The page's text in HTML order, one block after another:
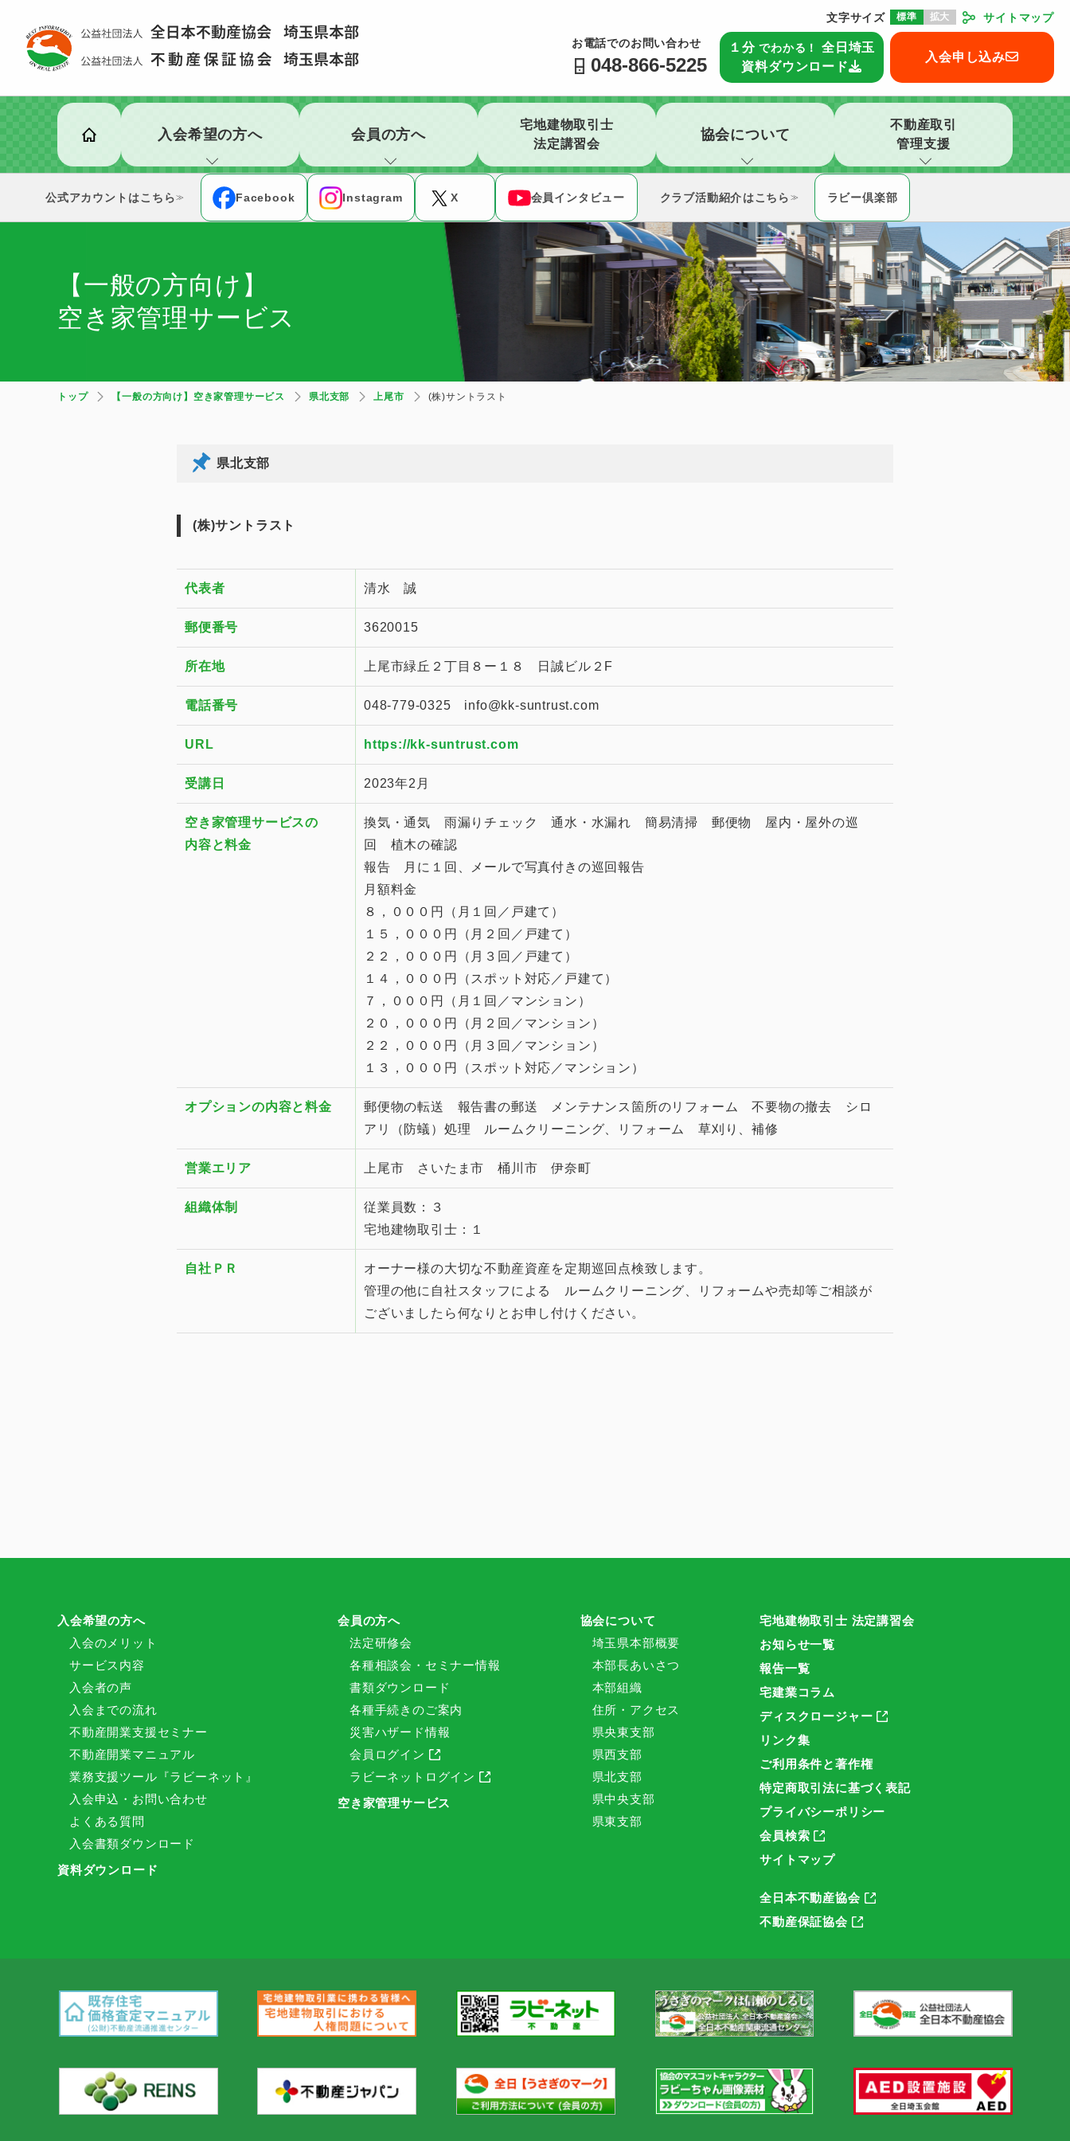
公益社団法人 全日本不動産協会 不動産保証協会 埼玉県本部
文字サイズ 標準 拡大
サイトマップ
お電話でのお問い合わせ
048-866-5225
１分 でわかる！
全日埼玉
資料ダウンロード
入会申し込み
入会希望の方へ 会員の方へ
宅地建物取引士
法定講習会
協会について
不動産取引
管理支援
公式アカウント ≫ Facebook Instagram X 会員インタビュー クラブ活動紹介 ≫ ラビー倶楽部
【一般の方向け】
空き家管理サービス
トップ 【一般の方向け】空き家管理サービス 県北支部 上尾市 (株)サントラスト
県北支部
(株)サントラスト
代表者 清水 誠
郵便番号 3620015
所在地 上尾市緑丘２丁目８ー１８ 日誠ビル２F
電話番号 048-779-0325 info@kk-suntrust.com
URL https://kk-suntrust.com
受講日 2023年2月
空き家管理サービスの
内容と料金
換気・通気 雨漏りチェック 通水・水漏れ 簡易清掃 郵便物 屋内・屋外の巡
回 植木の確認
報告 月に１回、メールで写真付きの巡回報告
月額料金
８，０００円（月１回／戸建て）
１５，０００円（月２回／戸建て）
２２，０００円（月３回／戸建て）
１４，０００円（スポット対応／戸建て）
７，０００円（月１回／マンション）
２０，０００円（月２回／マンション）
２２，０００円（月３回／マンション）
１３，０００円（スポット対応／マンション）
オプションの内容と料金
郵便物の転送 報告書の郵送 メンテナンス箇所のリフォーム 不要物の撤去 シロ
アリ（防蟻）処理 ルームクリーニング、リフォーム 草刈り、補修
営業エリア 上尾市 さいたま市 桶川市 伊奈町
組織体制
従業員数：３
宅地建物取引士：１
自社ＰＲ
オーナー様の大切な不動産資産を定期巡回点検致します。
管理の他に自社スタッフによる ルームクリーニング、リフォームや売却等ご相談が
ございましたら何なりとお申し付けください。
入会希望の方へ
入会のメリット
サービス内容
入会者の声
入会までの流れ
不動産開業支援セミナー
不動産開業マニュアル
業務支援ツール『ラビーネット』
入会申込・お問い合わせ
よくある質問
入会書類ダウンロード
資料ダウンロード
会員の方へ
法定研修会
各種相談会・セミナー情報
書類ダウンロード
各種手続きのご案内
災害ハザード情報
会員ログイン
ラビーネットログイン
空き家管理サービス
協会について
埼玉県本部概要
本部長あいさつ
本部組織
住所・アクセス
県央東支部
県西支部
県北支部
県中央支部
県東支部
宅地建物取引士 法定講習会
お知らせ一覧
報告一覧
宅建業コラム
ディスクロージャー
リンク集
ご利用条件と著作権
特定商取引法に基づく表記
プライバシーポリシー
会員検索
サイトマップ
全日本不動産協会
不動産保証協会